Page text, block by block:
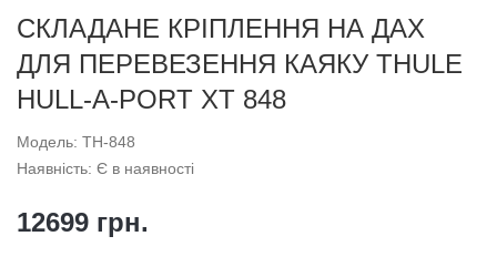
СКЛАДАНЕ КРІПЛЕННЯ НА ДАХ
ДЛЯ ПЕРЕВЕЗЕННЯ КАЯКУ THULE
HULL-A-PORT XT 848
Модель: TH-848
Наявність: Є в наявності
12699 грн.